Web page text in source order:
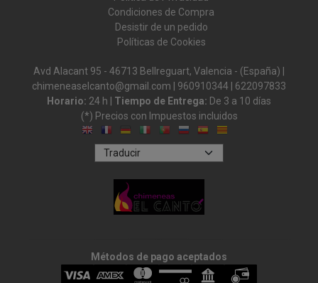
Condiciones de Compra
Desistir de un pedido
Políticas de Cookies
Avd Alacant 95 - 46713 Bellreguart, Valencia - (España) |
chimeneaselcanto@gmail.com | 960910344
622097833
Horario: 24 h | Tiempo de Entrega: De 3 a 10 días
(*) Precios con Impuestos incluidos
Métodos de pago aceptados